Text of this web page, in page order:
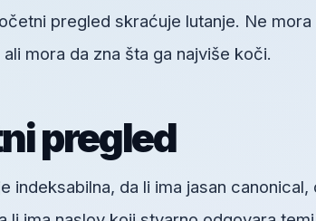
pregled skraćuje lutanje. Ne mora
mora da zna šta ga najviše koči.
pregled
indeksabilna, da li ima jasan canonical,